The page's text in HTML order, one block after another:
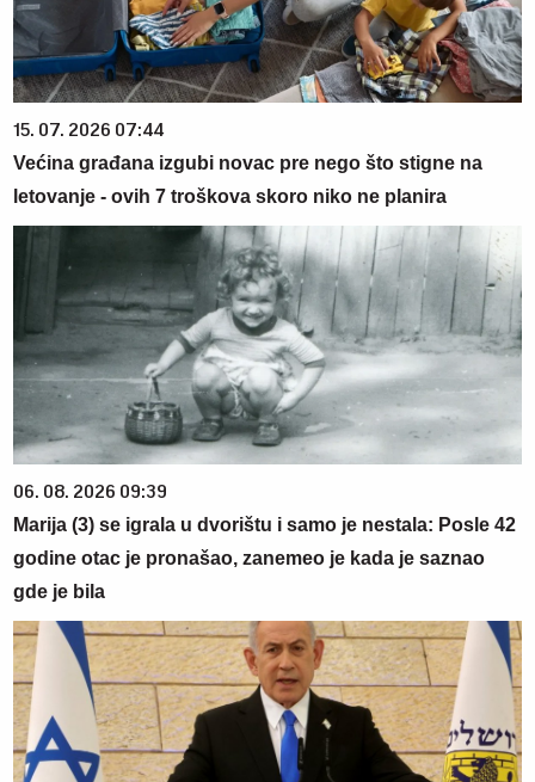
15. 07. 2026 07:44
Većina građana izgubi novac pre nego što stigne na
letovanje - ovih 7 troškova skoro niko ne planira
06. 08. 2026 09:39
Marija (3) se igrala u dvorištu i samo je nestala: Posle 42
godine otac je pronašao, zanemeo je kada je saznao
gde je bila